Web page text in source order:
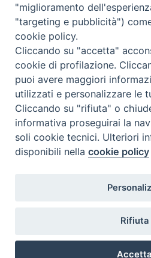
Contatti & Info
C.ne Aurelia, 50 – 00165 Roma
Contatti
Scrivi a: cnvf@chiesacattolica.it
"miglioramento
"targeting e pubblicità")
cookie policy.
Cliccando su "accetta"
cookie di profilazione.
puoi avere maggiori
utilizzati e personalizzare le
Cliccando su "rifiuta" o
informativa proseguirai la
soli cookie tecnici. Ulteriori
disponibili nellacookie policy
Rifiuta
Accetta